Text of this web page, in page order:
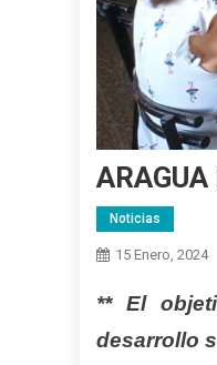
Noticias
15 Enero, 2024
** El
desarrollo